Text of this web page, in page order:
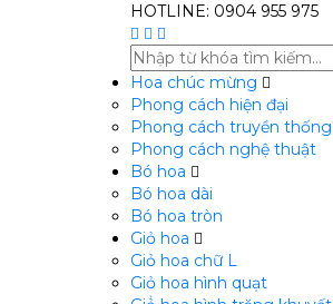
HOTLINE: 0904 955 975
Hoa chúc mừng
Phong cách hiện đại
Phong cách truyền thống
Phong cách nghệ thuật
Bó hoa
Bó hoa dài
Bó hoa tròn
Giỏ hoa
Giỏ hoa chữ L
Giỏ hoa hình quạt